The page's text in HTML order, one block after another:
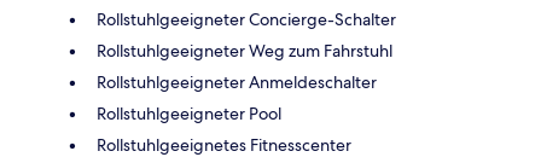
Rollstuhlgeeigneter Concierge-Schalter
Rollstuhlgeeigneter Weg zum Fahrstuhl
Rollstuhlgeeigneter Anmeldeschalter
Rollstuhlgeeigneter Pool
Rollstuhlgeeignetes Fitnesscenter